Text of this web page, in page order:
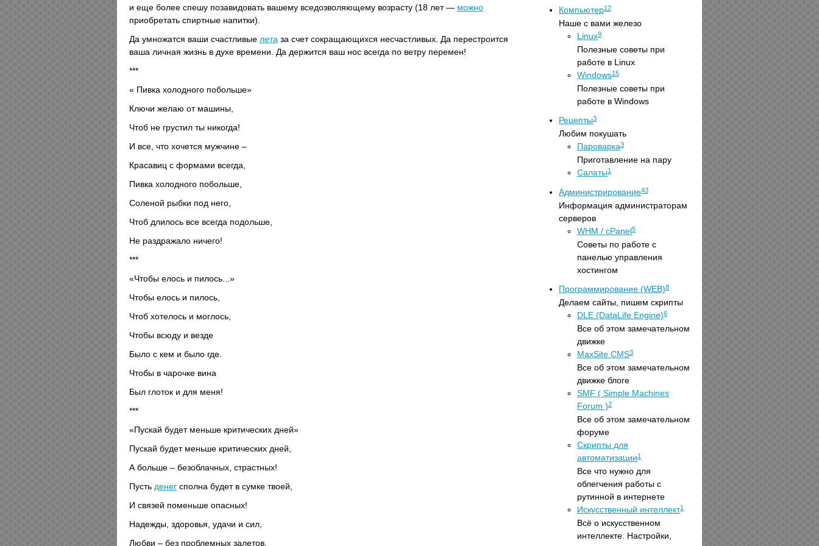
и еще более спешу позавидовать вашему вседозволяющему возрасту (18 лет — можно
приобретать спиртные напитки).
Да умножатся ваши счастливые лета за счет сокращающихся несчастливых. Да перестроится
ваша личная жизнь в духе времени. Да держится ваш нос всегда по ветру перемен!
***
« Пивка холодного побольше»
Ключи желаю от машины,
Чтоб не грустил ты никогда!
И все, что хочется мужчине –
Красавиц с формами всегда,
Пивка холодного побольше,
Соленой рыбки под него,
Чтоб длилось все всегда подольше,
Не раздражало ничего!
***
«Чтобы елось и пилось...»
Чтобы елось и пилось,
Чтоб хотелось и моглось,
Чтобы всюду и везде
Было с кем и было где.
Чтобы в чарочке вина
Был глоток и для меня!
***
«Пускай будет меньше критических дней»
Пускай будет меньше критических дней,
А больше – безоблачных, страстных!
Пусть денег сполна будет в сумке твоей,
И связей поменьше опасных!
Надежды, здоровья, удачи и сил,
Любви – без проблемных залетов,
Компьютер12
Наше с вами железо
Linux9
Полезные советы при
работе в Linux
Windows15
Полезные советы при
работе в Windows
Рецепты3
Любим покушать
Пароварка3
Приготавление на пару
Салаты1
Администрирование43
Информация администраторам
серверов
WHM / cPanel5
Советы по работе с
панелью управления
хостингом
Программирование (WEB)8
Делаем сайты, пишем скрипты
DLE (DataLife Engine)6
Все об этом замечательном
движке
MaxSite CMS3
Все об этом замечательном
движке блоге
SMF ( Simple Machines
Forum )2
Все об этом замечательном
форуме
Скрипты для
автоматизации1
Все что нужно для
облегчения работы с
рутинной в интернете
Искусственный интеллект1
Всё о искусственном
интеллекте. Настройки,